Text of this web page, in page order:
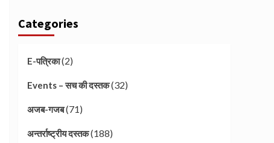
Categories
E-पत्रिका(2)
Events – सच की दस्तक(32)
अजब-गजब(71)
अन्तर्राष्ट्रीय दस्तक(188)